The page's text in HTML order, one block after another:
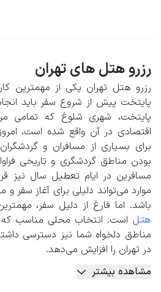
رزرو هتل های تهران
رزرو هتل تهران یکی از مهمترین
پایتخت پیش از شروع سفر باید
پایتخت، شهری شلوغ که تمامی
اقتصادی در آن واقع شده است،
برای بسیاری از مسافران و
بودن مناطق گردشگری و تاریخی
مسافرین در ایام تعطیل سال نیز
موارد می‌تواند دلیلی برای آغاز سفر و
باشد. اما فارغ از دلیل سفر،
هتل است. انتخاب محلی مناسب
مناطق دلخواه شما نیز دسترسی
در تهران را افزایش می‌دهد.
مشاهده بیشتر